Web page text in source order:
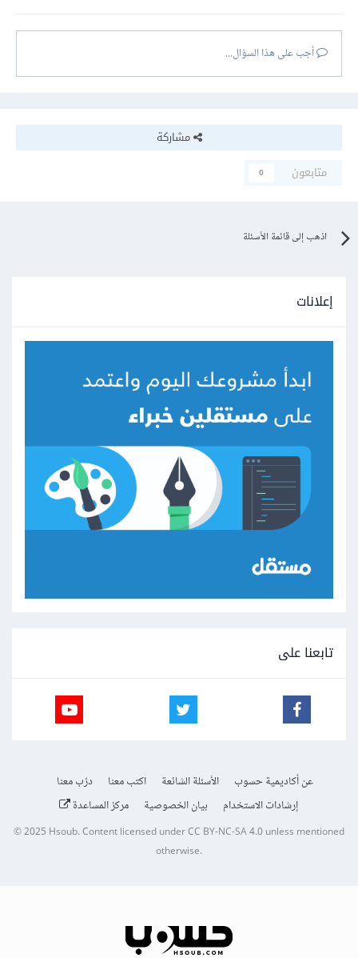
أجب على هذا السؤال...
مشاركة
متابعون
0
اذهب إلى قائمة الأسئلة
إعلانات
تابعنا على
عن أكاديمية حسوب الأسئلة الشائعة اكتب معنا
درّب معنا
إرشادات الاستخدام
بيان الخصوصية مركز المساعدة
© 2025Hsoub.Content licensed underCC BY-NC-SA 4.0unless mentioned
otherwise.